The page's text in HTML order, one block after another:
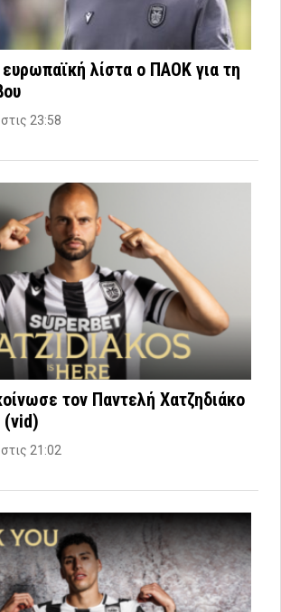
λίστα ο ΠΑΟΚ για τη
23:58
τον Παντελή Χατζηδιάκο
(vid)
21:02